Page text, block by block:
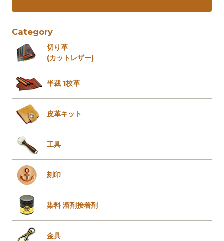
Category
切り革
(カットレザー)
半裁 1枚革
皮革キット
工具
刻印
染料 溶剤接着剤
金具